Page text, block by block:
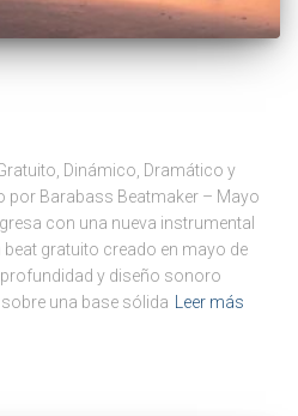
Dinámico, Dramático y
por Barabass Beatmaker – Mayo
con una nueva instrumental
beat gratuito creado en mayo de
y diseño sonoro
una base sólida Leer más